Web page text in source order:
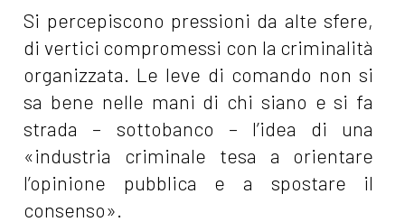
Si percepiscono pressioni da alte sfere,
di vertici compromessi con la criminalità
organizzata. Le leve di comando non si
sa bene nelle mani di chi siano e si fa
strada – sottobanco – l’idea di una
«industria criminale tesa a orientare
l’opinione pubblica e a spostare il
consenso».